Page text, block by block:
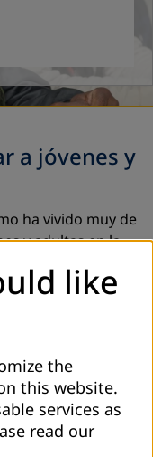
a jóvenes y
ha vivido muy de
y adultas en la
Rubén desde
de la
like
the
this website.
services as
read our